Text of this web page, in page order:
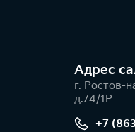
Адрес
г. Ростов-
д.74/1Р
+7